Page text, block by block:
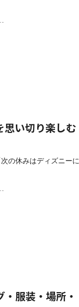
思い切り楽しむ
の休みはディズニーに
・服装・場所・